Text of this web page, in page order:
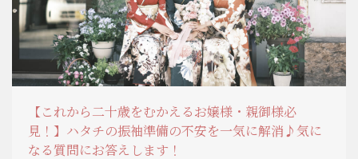
【これから二十歳をむかえるお嬢様・親御様必
見！】ハタチの振袖準備の不安を一気に解消♪気に
なる質問にお答えします！